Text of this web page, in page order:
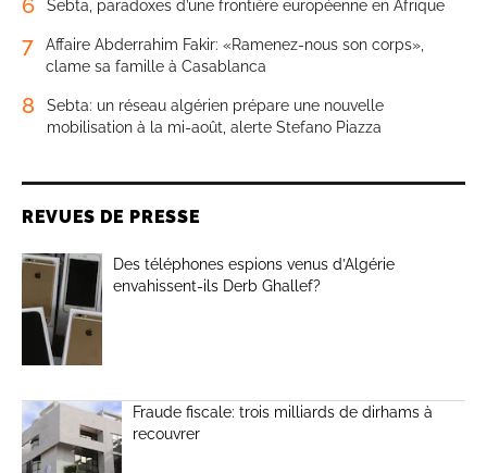
6 Sebta, paradoxes d’une frontière européenne en Afrique
7
Affaire Abderrahim Fakir: «Ramenez-nous son corps»,
clame sa famille à Casablanca
8
Sebta: un réseau algérien prépare une nouvelle
mobilisation à la mi-août, alerte Stefano Piazza
REVUES DE PRESSE
Des téléphones espions venus d’Algérie
envahissent-ils Derb Ghallef?
Fraude fiscale: trois milliards de dirhams à
recouvrer